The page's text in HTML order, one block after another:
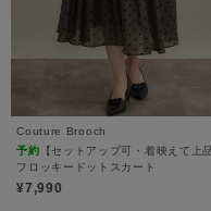
Couture Brooch
予約 【セットアップ可・着映えて上品
フロッキードットスカート
¥7,990